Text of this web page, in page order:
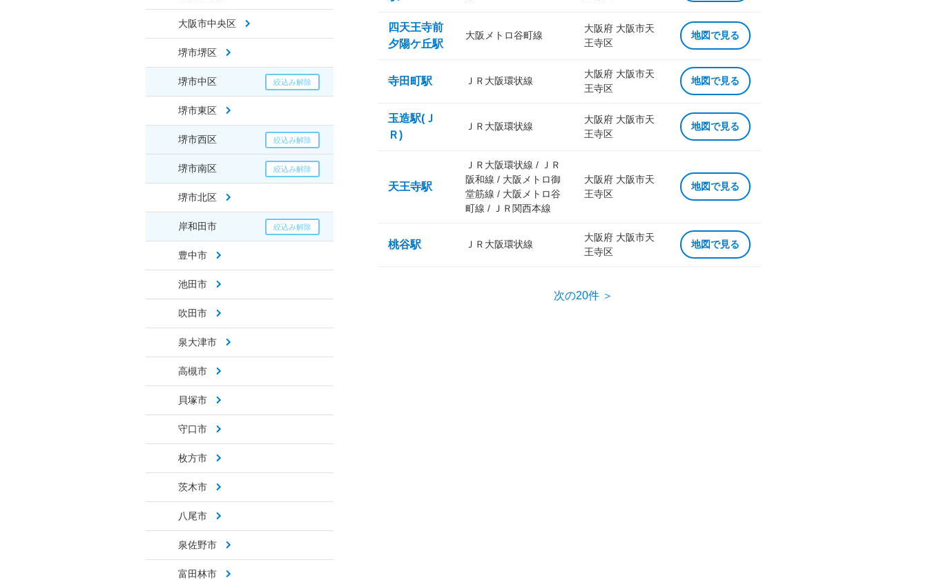
大阪市中央区
堺市堺区
堺市中区
堺市東区
堺市西区
堺市南区
堺市北区
岸和田市
豊中市
池田市
吹田市
泉大津市
高槻市
貝塚市
守口市
枚方市
茨木市
八尾市
泉佐野市
富田林市
四天王寺前
夕陽ケ丘駅
大阪メトロ谷町線
大阪府 大阪市天
王寺区
地図で見る
寺田町駅 ＪＲ大阪環状線
大阪府 大阪市天
王寺区
地図で見る
玉造駅(Ｊ
Ｒ)
ＪＲ大阪環状線
大阪府 大阪市天
王寺区
地図で見る
天王寺駅
ＪＲ大阪環状線 / ＪＲ
阪和線 / 大阪メトロ御
堂筋線 / 大阪メトロ谷
町線 / ＪＲ関西本線
大阪府 大阪市天
王寺区
地図で見る
桃谷駅 ＪＲ大阪環状線
大阪府 大阪市天
王寺区
地図で見る
次の20件 ＞